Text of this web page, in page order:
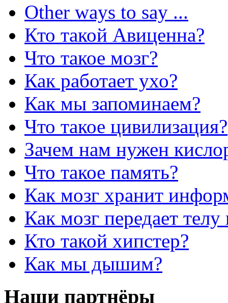
Other ways to say ...
Кто такой Авиценна?
Что такое мозг?
Как работает ухо?
Как мы запоминаем?
Что такое цивилизация?
Зачем нам нужен
Что такое память?
Как мозг хранит
Как мозг передает
Кто такой хипстер?
Как мы дышим?
Наши партнёры